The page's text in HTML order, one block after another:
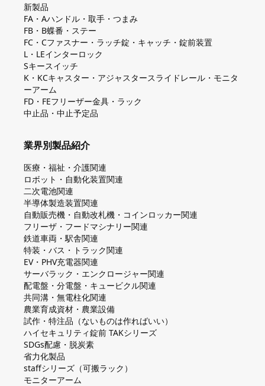
新製品
FA・Aハンドル・取手・つまみ
FB・B蝶番・ステー
FC・Cファスナー・ラッチ錠・キャッチ・錠前装置
L・LEインターロック
Sキースイッチ
K・KCキャスター・アジャスタースライドレール・モニタ
ーアーム
FD・FEフリーザー金具・ラック
中止品・中止予定品
業界別製品紹介
医療・福祉・介護関連
ロボット・自動化装置関連
二次電池関連
半導体製造装置関連
自動販売機・自動改札機・コインロッカー関連
フリーザ・フードマシナリー関連
鉄道車両・駅舎関連
特装・バス・トラック関連
EV・PHV充電器関連
サーバラック・エンクロージャー関連
配電盤・分電盤・キュービクル関連
共同溝・無電柱化関連
農業育成資材・農業設備
試作・特注品（ないものは作ればいい）
ハイセキュリティ錠前 TAKシリーズ
SDGs配慮・脱炭素
省力化製品
staffシリーズ（可搬ラック）
モニターアーム